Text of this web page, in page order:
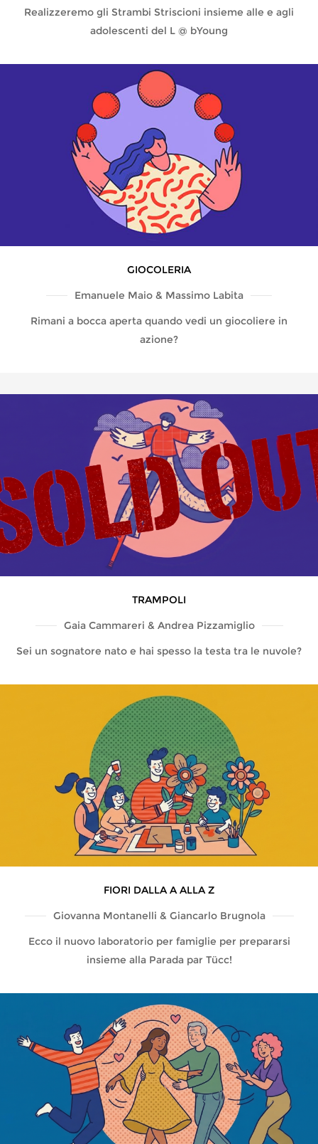
Realizzeremo gli Strambi Striscioni insieme alle e agli
adolescenti del L @ bYoung
GIOCOLERIA
Emanuele Maio & Massimo Labita
Rimani a bocca aperta quando vedi un giocoliere in
azione?
TRAMPOLI
Gaia Cammareri & Andrea Pizzamiglio
Sei un sognatore nato e hai spesso la testa tra le nuvole?
FIORI DALLA A ALLA Z
Giovanna Montanelli & Giancarlo Brugnola
Ecco il nuovo laboratorio per famiglie per prepararsi
insieme alla Parada par Tücc!